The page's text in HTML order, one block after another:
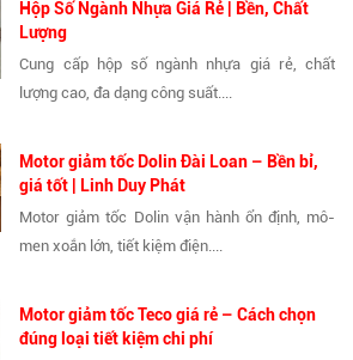
Hộp Số Ngành Nhựa Giá Rẻ | Bền, Chất
Lượng
Cung cấp hộp số ngành nhựa giá rẻ, chất
lượng cao, đa dạng công suất....
Motor giảm tốc Dolin Đài Loan – Bền bỉ,
giá tốt | Linh Duy Phát
Motor giảm tốc Dolin vận hành ổn định, mô-
men xoắn lớn, tiết kiệm điện....
Motor giảm tốc Teco giá rẻ – Cách chọn
đúng loại tiết kiệm chi phí